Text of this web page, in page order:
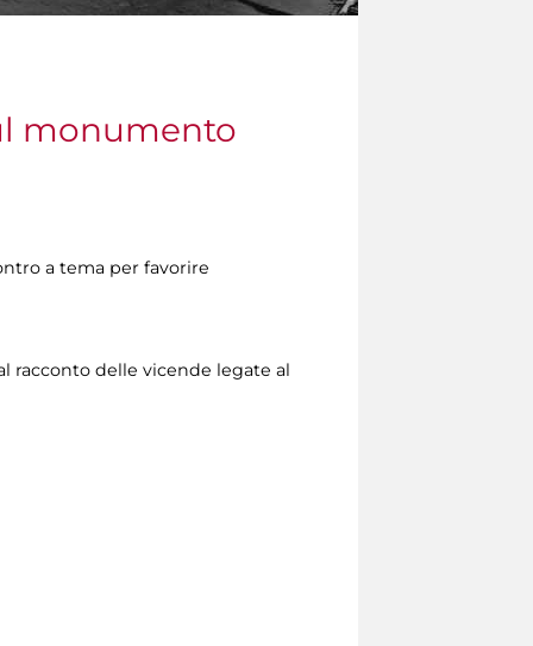
monumento
a tema per favorire
racconto delle vicende legate al